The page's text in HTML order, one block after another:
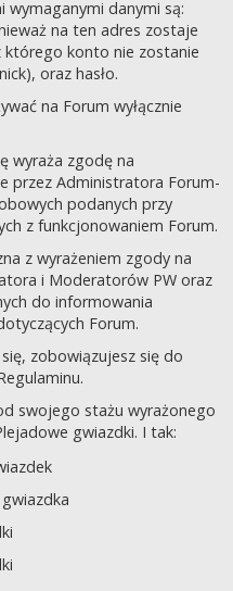
wymaganymi danymi są:
na ten adres zostaje
którego konto nie zostanie
oraz hasło.
na Forum wyłącznie
wyraża zgodę na
przez Administratora Forum-
podanych przy
z funkcjonowaniem Forum.
z wyrażeniem zgody na
i Moderatorów PW oraz
do informowania
Forum.
zobowiązujesz się do
swojego stażu wyrażonego
gwiazdki. I tak: